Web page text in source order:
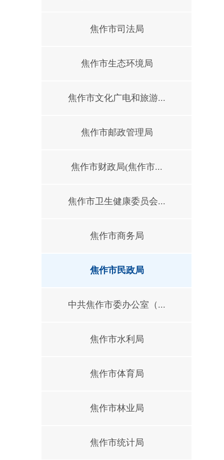
焦作市司法局
焦作市生态环境局
焦作市文化广电和旅游...
焦作市邮政管理局
焦作市财政局(焦作市...
焦作市卫生健康委员会...
焦作市商务局
焦作市民政局
中共焦作市委办公室（...
焦作市水利局
焦作市体育局
焦作市林业局
焦作市统计局